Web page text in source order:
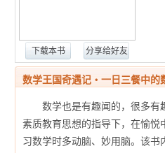
下载本书 分享给好友
数学王国奇遇记・一日三餐中的
数学也是有趣闻的，很多有趣
素质教育思想的指导下，在愉
习数学时多动脑、妙用脑。该书